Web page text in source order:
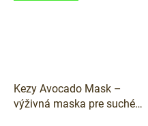
Kezy Avocado Mask –
výživná maska pre suché